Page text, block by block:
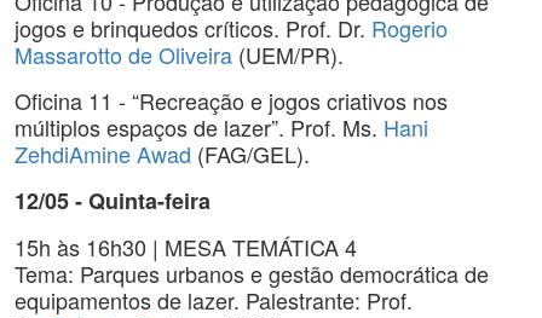
jogos e brinquedos críticos. Prof. Dr. Rogerio
Massarotto de Oliveira (UEM/PR).
Oficina 11 - “Recreação e jogos criativos nos
múltiplos espaços de lazer”. Prof. Ms. Hani
ZehdiAmine Awad (FAG/GEL).
12/05 - Quinta-feira
15h às 16h30 | MESA TEMÁTICA 4
Tema: Parques urbanos e gestão democrática de
equipamentos de lazer. Palestrante: Prof.